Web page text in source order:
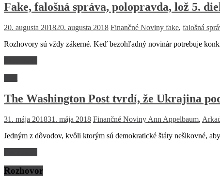
Fake, falošná správa, polopravda, lož 5.
20. augusta 201820. augusta 2018 Finančné Noviny fake, falošná
Rozhovory sú vždy zákerné. Keď bezohľadný novinár potrebuje
The Washington Post tvrdí, že Ukrajina
31. mája 201831. mája 2018 Finančné Noviny Ann Appelbaum,
Jedným z dôvodov, kvôli ktorým sú demokratické štáty nešikovné,
Rozhovor